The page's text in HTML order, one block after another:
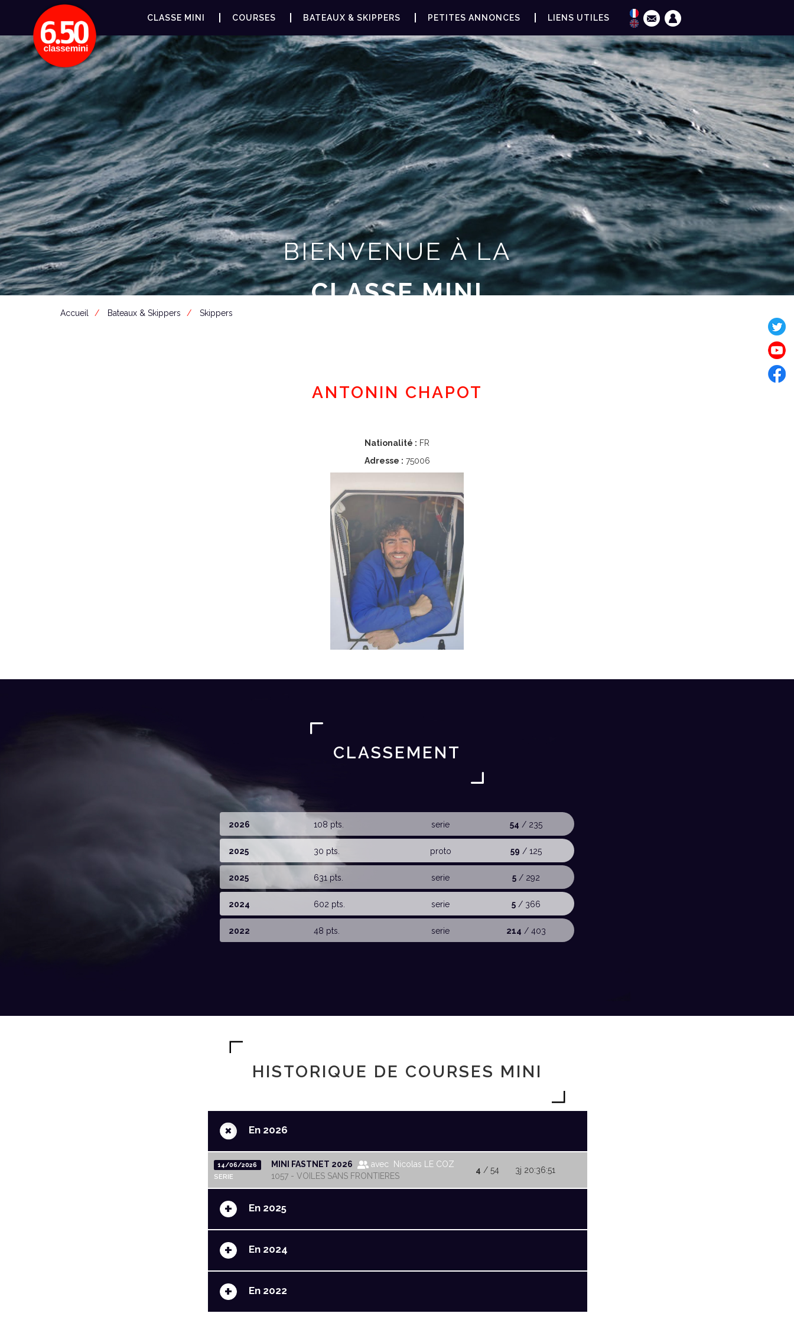
CLASSE MINI COURSES BATEAUX & SKIPPERS PETITES ANNONCES LIENS UTILES
BIENVENUE À LA
CLASSE MINI
Accueil Bateaux & Skippers Skippers
ANTONIN CHAPOT
Nationalité : FR
Adresse : 75006
CLASSEMENT
2026 108 pts. serie 54 / 235
2025 30 pts. proto 59 / 125
2025 631 pts. serie 5/ 292
2024 602 pts. serie 5/ 366
2022 48 pts. serie 214 / 403
HISTORIQUE DE COURSES MINI
+ En 2026
14/06/2026
SERIE
MINI FASTNET 2026
avec Nicolas LE COZ
1057 - VOILES SANS FRONTIERES
4 / 54 3j 20:36:51
+ En 2025
+ En 2024
+ En 2022